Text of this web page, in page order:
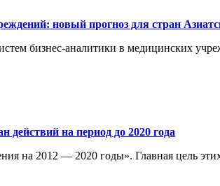
новый прогноз для стран
бизнес-аналитики в медицинских
действий на период до 2020 года
на 2012 — 2020 годы». Главная цель